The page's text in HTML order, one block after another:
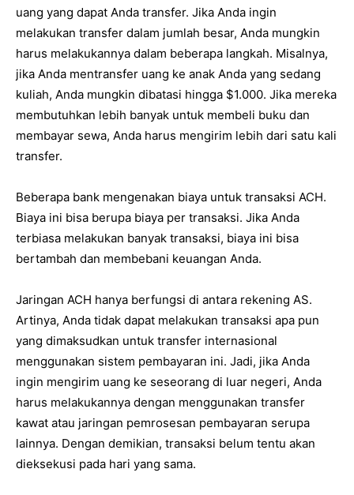
uang yang dapat Anda transfer. Jika Anda ingin
melakukan transfer dalam jumlah besar, Anda mungkin
harus melakukannya dalam beberapa langkah. Misalnya,
jika Anda mentransfer uang ke anak Anda yang sedang
kuliah, Anda mungkin dibatasi hingga $1.000. Jika mereka
membutuhkan lebih banyak untuk membeli buku dan
membayar sewa, Anda harus mengirim lebih dari satu kali
transfer.
Beberapa bank mengenakan biaya untuk transaksi ACH.
Biaya ini bisa berupa biaya per transaksi. Jika Anda
terbiasa melakukan banyak transaksi, biaya ini bisa
bertambah dan membebani keuangan Anda.
Jaringan ACH hanya berfungsi di antara rekening AS.
Artinya, Anda tidak dapat melakukan transaksi apa pun
yang dimaksudkan untuk transfer internasional
menggunakan sistem pembayaran ini. Jadi, jika Anda
ingin mengirim uang ke seseorang di luar negeri, Anda
harus melakukannya dengan menggunakan transfer
kawat atau jaringan pemrosesan pembayaran serupa
lainnya. Dengan demikian, transaksi belum tentu akan
dieksekusi pada hari yang sama.